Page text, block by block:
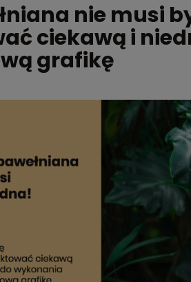
nie musi
ciekawą i
grafikę